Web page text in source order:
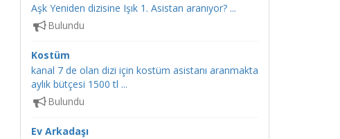
Aşk Yeniden dizisine Işık 1. Asistan aranıyor? ...
Bulundu
Kostüm
kanal 7 de olan dizi için kostüm asistanı aranmakta
aylık bütçesi 1500 tl ...
Bulundu
Ev Arkadaşı